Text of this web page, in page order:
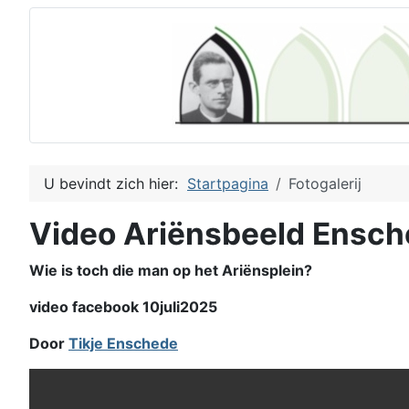
U bevindt zich hier: Startpagina Fotogalerij
Video Ariënsbeeld
Wie is toch die man op het Ariënsplein?
video facebook 10juli2025
Door Tikje Enschede